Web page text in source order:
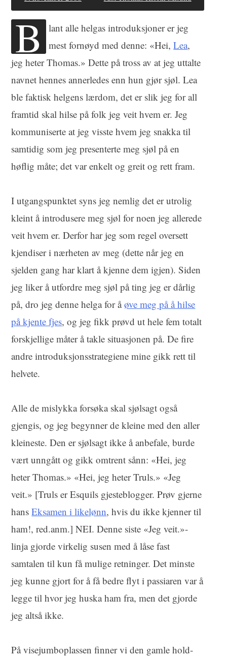
B lant alle helgas introduksjoner er jeg
mest fornøyd med denne: «Hei,Lea,
jeg heter Thomas.» Dette på tross av at jeg uttalte
navnet hennes annerledes enn hun gjør sjøl. Lea
ble faktisk helgens lærdom, det er slik jeg for all
framtid skal hilse på folk jeg veit hvem er. Jeg
kommuniserte at jeg visste hvem jeg snakka til
samtidig som jeg presenterte meg sjøl på en
høflig måte; det var enkelt og greit og rett fram.
I utgangspunktet syns jeg nemlig det er utrolig
kleint å introdusere meg sjøl for noen jeg allerede
veit hvem er. Derfor har jeg som regel oversett
kjendiser i nærheten av meg (dette når jeg en
sjelden gang har klart å kjenne dem igjen). Siden
jeg liker å utfordre meg sjøl på ting jeg er dårlig
på, dro jeg denne helga for åøve meg på å hilse
på kjente fjes, og jeg fikk prøvd ut hele fem totalt
forskjellige måter å takle situasjonen på. De fire
andre introduksjonsstrategiene mine gikk rett til
helvete.
Alle de mislykka forsøka skal sjølsagt også
gjengis, og jeg begynner de kleine med den aller
kleineste. Den er sjølsagt ikke å anbefale, burde
vært unngått og gikk omtrent sånn: «Hei, jeg
heter Thomas.» «Hei, jeg heter Truls.» «Jeg
veit.» [Truls er Esquils gjesteblogger. Prøv gjerne
hansEksamen i likelønn, hvis du ikke kjenner til
ham!, red.anm.] NEI. Denne siste «Jeg veit.»-
linja gjorde virkelig susen med å låse fast
samtalen til kun få mulige retninger. Det minste
jeg kunne gjort for å få bedre flyt i passiaren var å
legge til hvor jeg huska ham fra, men det gjorde
jeg altså ikke.
På visejumboplassen finner vi den gamle hold-